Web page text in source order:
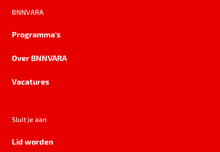
BNNVARA
Programma's
Over BNNVARA
Vacatures
Sluit je aan
Lid worden